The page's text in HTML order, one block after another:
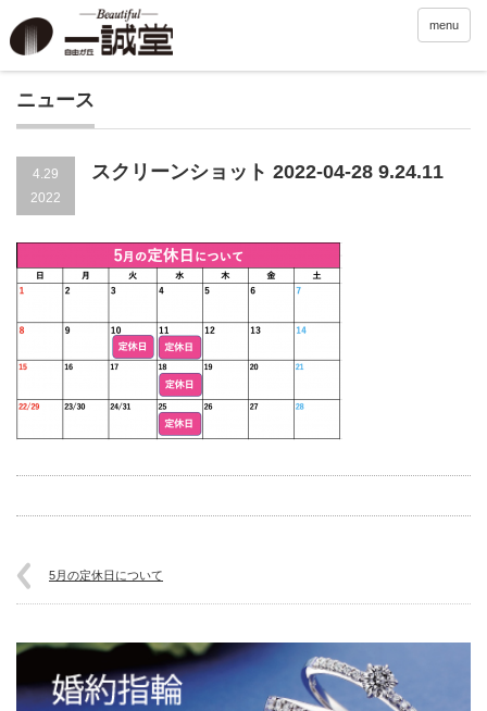
menu
ニュース
4.29
2022
スクリーンショット 2022-04-28 9.24.11
5月の定休日について